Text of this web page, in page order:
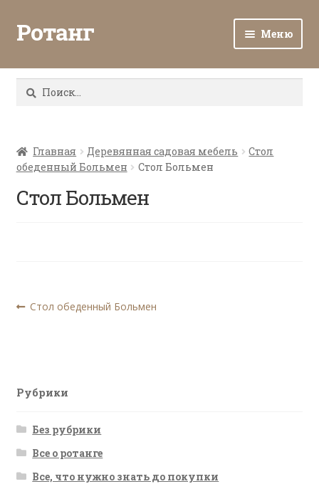
Ротанг Меню
Каталог
Все о ротанге
Найти:
Главная Деревянная садовая мебель
Стол
обеденный Больмен
Стол Больмен
Стол Больмен
Навигация
Предыдущая
Стол обеденный Больмен
Рубрики
Без рубрики
Все о ротанге
Все, что нужно знать до покупки